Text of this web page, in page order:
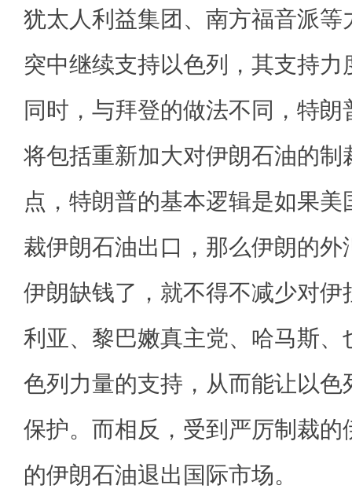
犹太人利益集团、南方福音派等
突中继续支持以色列，其支持
同时，与拜登的做法不同，特
将包括重新加大对伊朗石油的制
点，特朗普的基本逻辑是如果
裁伊朗石油出口，那么伊朗的外
伊朗缺钱了，就不得不减少对伊
利亚、黎巴嫩真主党、哈马斯、
色列力量的支持，从而能让以色
保护。而相反，受到严厉制裁的
的伊朗石油退出国际市场。